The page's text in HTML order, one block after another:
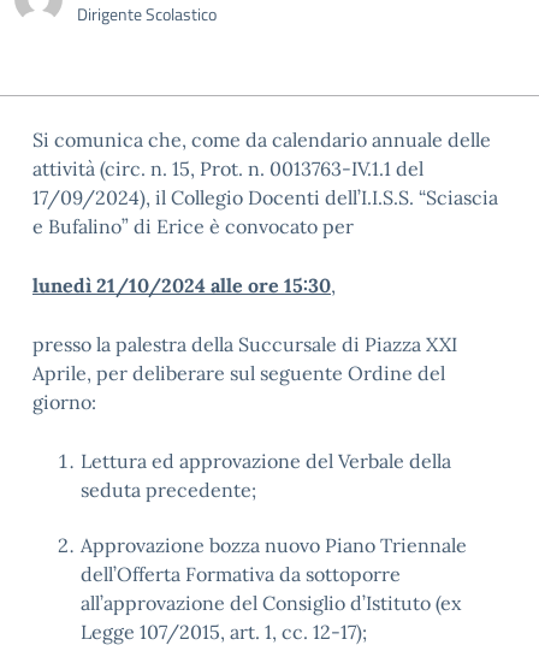
Dirigente Scolastico
Si comunica che, come da calendario annuale delle
attività (circ. n. 15, Prot. n. 0013763-IV.1.1 del
17/09/2024), il Collegio Docenti dell’I.I.S.S. “Sciascia
e Bufalino” di Erice è convocato per
lunedì 21/10/2024 alle ore 15:30,
presso la palestra della Succursale di Piazza XXI
Aprile, per deliberare sul seguente Ordine del
giorno:
Lettura ed approvazione del Verbale della
seduta precedente;
Approvazione bozza nuovo Piano Triennale
dell’Offerta Formativa da sottoporre
all’approvazione del Consiglio d’Istituto (ex
Legge 107/2015, art. 1, cc. 12-17);